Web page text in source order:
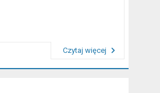
Czytaj więcej